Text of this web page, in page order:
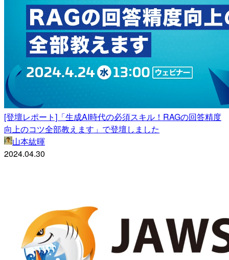
[登壇レポート]「生成AI時代の必須スキル！RAGの回答精度
向上のコツ全部教えます」で登壇しました
山本紘暉
2024.04.30